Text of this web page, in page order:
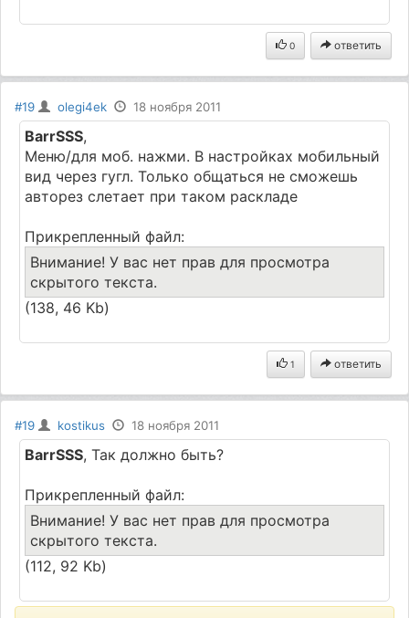
0 ответить
#19 olegi4ek 18 ноября 2011
BarrSSS,
Меню/для моб. нажми. В настройках мобильный
вид через гугл. Только общаться не сможешь
авторез слетает при таком раскладе
Прикрепленный файл:
Внимание! У вас нет прав для просмотра
скрытого текста.
(138, 46 Kb)
1 ответить
#19 kostikus 18 ноября 2011
BarrSSS, Так должно быть?
Прикрепленный файл:
Внимание! У вас нет прав для просмотра
скрытого текста.
(112, 92 Kb)